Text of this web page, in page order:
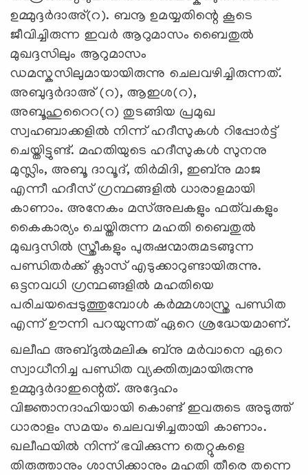
ഉമ്മുദ്ദർദാഅ്(റ). ബനൂ ഉമയ്യതിന്റെ കൂടെ
ജീവിച്ചിരുന്ന ഇവര്‍ ആറുമാസം ബൈതുൽ
മുഖദ്ദസിലും ആറുമാസം
ഡമസ്കസിലുമായായിരുന്നു ചെലവഴിച്ചിരുന്നത്.
അബുദ്ദർദാഅ് (റ), ആഇശ(റ),
അബൂഹുറൈറ(റ) തുടങ്ങിയ പ്രമുഖ
സ്വഹബാക്കളിൽ നിന്ന് ഹദീസുകൾ റിപ്പോർട്ട്
ചെയ്തിട്ടുണ്ട്. മഹതിയുടെ ഹദീസുകൾ സുനനു
മുസ്ലിം, അബൂ ദാവൂദ്, തിർമിദി, ഇബ്നു മാജ
എന്നീ ഹദീസ് ഗ്രന്ഥങ്ങളിൽ ധാരാളമായി
കാണാം. അനേകം മസ്അലകളും ഫത്‌വകളും
കൈകാര്യം ചെയ്തിരുന്ന മഹതി ബൈതുൽ
മുഖദ്ദസിൽ സ്ത്രീകളും പുരുഷന്മാരുമടങ്ങുന്ന
പണ്ഡിതർക്ക് ക്ലാസ് എടുക്കാറുണ്ടായിരുന്നു.
ഒട്ടനവധി ഗ്രന്ഥങ്ങളിൽ മഹതിയെ
പരിചയപ്പെടുത്തുമ്പോൾ കർമ്മശാസ്ത്ര പണ്ഡിത
എന്ന് ഊന്നി പറയുന്നത് ഏറെ ശ്രദ്ധേയമാണ്.
ഖലീഫ അബ്ദുല്‍മലികു ബ്നു മർവാനെ ഏറെ
സ്വാധീനിച്ച പണ്ഡിത വ്യക്തിത്വമായിരുന്നു
ഉമ്മുദ്ദർദാഇന്റെത്. അദ്ദേഹം
വിജ്ഞാനദാഹിയായി കൊണ്ട് ഇവരുടെ അടുത്ത്
ധാരാളം സമയം ചെലവഴിച്ചതായി കാണാം.
ഖലീഫയിൽ നിന്ന് ഭവിക്കുന്ന തെറ്റുകളെ
തിരുത്താനും ശാസിക്കാനും മഹതി തീരെ തന്നെ